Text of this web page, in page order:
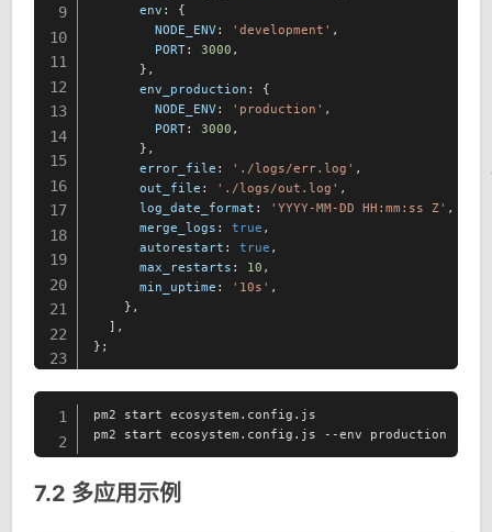
9
10
11
12
13
14
15
16
17
18
19
20
21
22
23
env : {
NODE_ENV: 'development' ,
PORT: 3000 ,
      },
env_production : {
NODE_ENV: 'production' ,
PORT: 3000 ,
      },
error_file : './logs/err.log' ,
out_file : './logs/out.log' ,
log_date_format : 'YYYY-MM-DD HH:mm:ss Z' ,
merge_logs : true ,
autorestart : true ,
max_restarts : 10 ,
min_uptime : '10s' ,
    },
  ],
};
1
2
pm2 start ecosystem.config.js
pm2 start ecosystem.config.js --env production
7.2 多应用示例